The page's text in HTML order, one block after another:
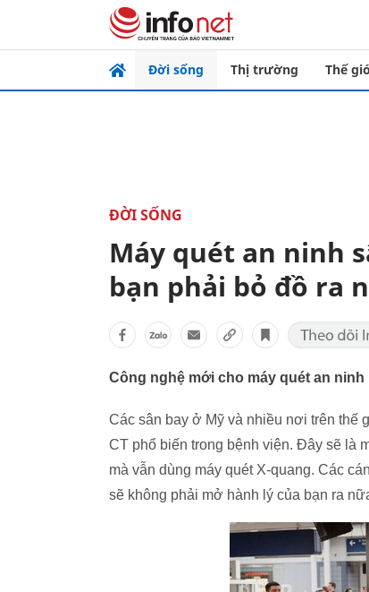
Đời sống Thị trường Thế
ĐỜI SỐNG
Máy quét an ninh
bạn phải bỏ đồ ra
Công nghệ mới cho máy quét an
Các sân bay ở Mỹ và nhiều nơi trên thế
CT phổ biến trong bệnh viện. Đây sẽ là
mà vẫn dùng máy quét X-quang. Các
sẽ không phải mở hành lý của bạn ra